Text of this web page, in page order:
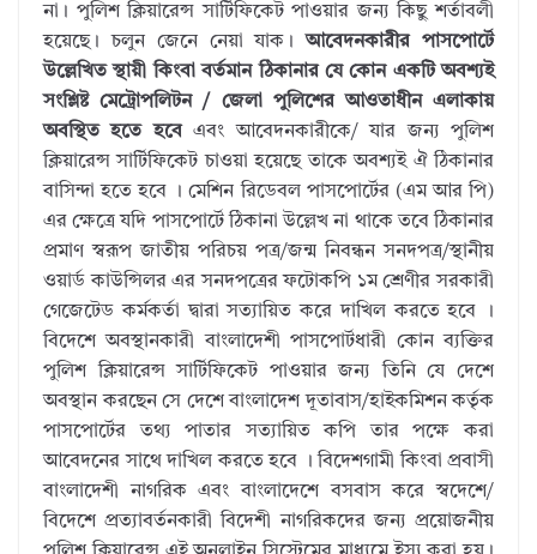
না। পুলিশ ক্লিয়ারেন্স সার্টিফিকেট পাওয়ার জন্য কিছু শর্তাবলী
হয়েছে। চলুন জেনে নেয়া যাক। আবেদনকারীর পাসপোর্টে
উল্লেখিত স্থায়ী কিংবা বর্তমান ঠিকানার যে কোন একটি অবশ্যই
সংশ্লিষ্ট মেট্রোপলিটন / জেলা পুলিশের আওতাধীন এলাকায়
অবস্থিত হতে হবেএবং আবেদনকারীকে/ যার জন্য পুলিশ
ক্লিয়ারেন্স সার্টিফিকেট চাওয়া হয়েছে তাকে অবশ্যই ঐ ঠিকানার
বাসিন্দা হতে হবে । মেশিন রিডেবল পাসপোর্টের (এম আর পি)
এর ক্ষেত্রে যদি পাসপোর্টে ঠিকানা উল্লেখ না থাকে তবে ঠিকানার
প্রমাণ স্বরূপ জাতীয় পরিচয় পত্র/জন্ম নিবন্ধন সনদপত্র/স্থানীয়
ওয়ার্ড কাউন্সিলর এর সনদপত্রের ফটোকপি ১ম শ্রেণীর সরকারী
গেজেটেড কর্মকর্তা দ্বারা সত্যায়িত করে দাখিল করতে হবে ।
বিদেশে অবস্থানকারী বাংলাদেশী পাসপোর্টধারী কোন ব্যক্তির
পুলিশ ক্লিয়ারেন্স সার্টিফিকেট পাওয়ার জন্য তিনি যে দেশে
অবস্থান করছেন সে দেশে বাংলাদেশ দূতাবাস/হাইকমিশন কর্তৃক
পাসপোর্টের তথ্য পাতার সত্যায়িত কপি তার পক্ষে করা
আবেদনের সাথে দাখিল করতে হবে । বিদেশগামী কিংবা প্রবাসী
বাংলাদেশী নাগরিক এবং বাংলাদেশে বসবাস করে স্বদেশে/
বিদেশে প্রত্যাবর্তনকারী বিদেশী নাগরিকদের জন্য প্রয়োজনীয়